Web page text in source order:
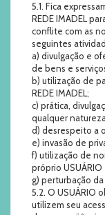
5.1. Fica
REDE IMADEL
conflite com as
seguintes
a) divulgação e
de bens e
b) utilização de
REDE IMADEL;
c) prática,
qualquer
d) desrespeito a
e) invasão de
f) utilização de
próprio USUÁRIO
g) perturbação da
5.2. O USUÁRIO
utilizem seu